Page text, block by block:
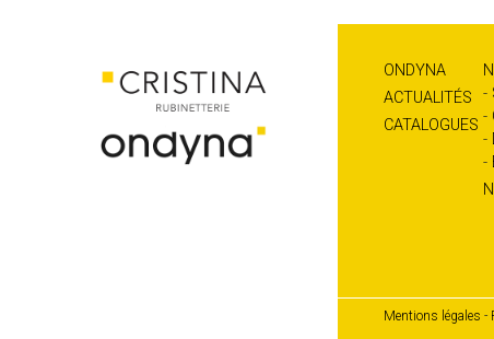
ONDYNA
ACTUALITÉS
CATALOGUES
Mentions légales